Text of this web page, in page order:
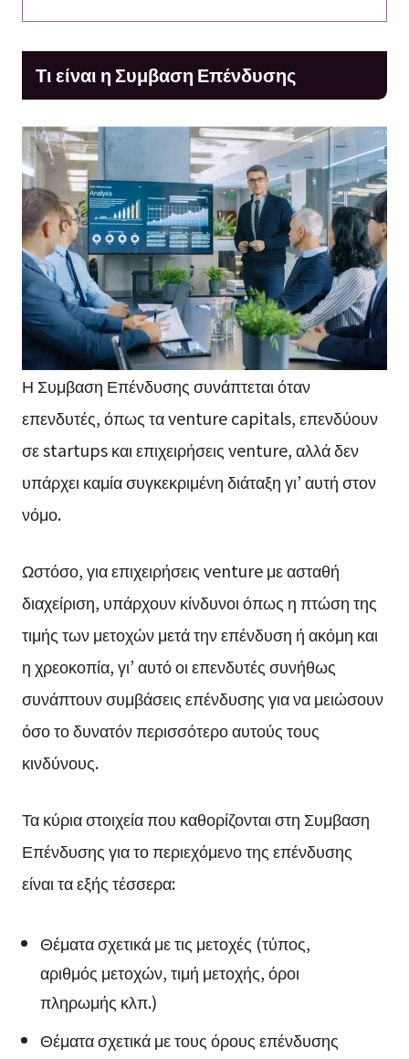
Τι είναι η Συμβαση Επένδυσης
Η Συμβαση Επένδυσης συνάπτεται όταν
επενδυτές, όπως τα venture capitals, επενδύουν
σε startups και επιχειρήσεις venture, αλλά δεν
υπάρχει καμία συγκεκριμένη διάταξη γι’ αυτή στον
νόμο.
Ωστόσο, για επιχειρήσεις venture με ασταθή
διαχείριση, υπάρχουν κίνδυνοι όπως η πτώση της
τιμής των μετοχών μετά την επένδυση ή ακόμη και
η χρεοκοπία, γι’ αυτό οι επενδυτές συνήθως
συνάπτουν συμβάσεις επένδυσης για να μειώσουν
όσο το δυνατόν περισσότερο αυτούς τους
κινδύνους.
Τα κύρια στοιχεία που καθορίζονται στη Συμβαση
Επένδυσης για το περιεχόμενο της επένδυσης
είναι τα εξής τέσσερα:
Θέματα σχετικά με τις μετοχές (τύπος,
αριθμός μετοχών, τιμή μετοχής, όροι
πληρωμής κλπ.)
Θέματα σχετικά με τους όρους επένδυσης